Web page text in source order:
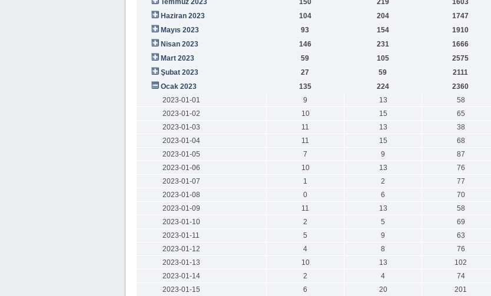
Temmuz 2023
150 219 1603
Haziran 2023
104 204 1747
Mayıs 2023
93 154 1910
Nisan 2023
146 231 1666
Mart 2023
59 105 2575
Şubat 2023
27 59 2111
Ocak 2023
135 224 2360
2023-01-01
9 13 58
2023-01-02
10 15 65
2023-01-03
11 13 38
2023-01-04
11 15 68
2023-01-05
7 9 87
2023-01-06
10 13 76
2023-01-07
1 2 77
2023-01-08
0 6 70
2023-01-09
11 13 58
2023-01-10
2 5 69
2023-01-11
5 9 63
2023-01-12
4 8 76
2023-01-13
10 13 102
2023-01-14
2 4 74
2023-01-15
6 20 201